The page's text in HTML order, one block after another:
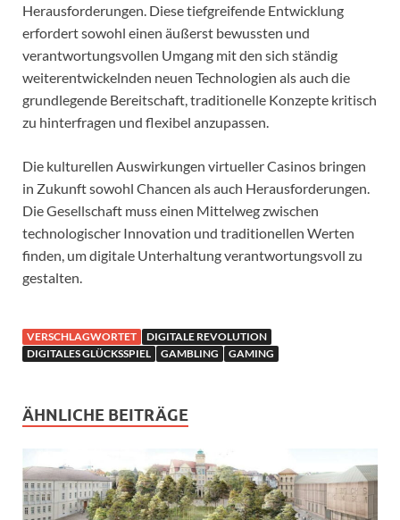
Herausforderungen. Diese tiefgreifende Entwicklung
erfordert sowohl einen äußerst bewussten und
verantwortungsvollen Umgang mit den sich ständig
weiterentwickelnden neuen Technologien als auch die
grundlegende Bereitschaft, traditionelle Konzepte kritisch
zu hinterfragen und flexibel anzupassen.
Die kulturellen Auswirkungen virtueller Casinos bringen
in Zukunft sowohl Chancen als auch Herausforderungen.
Die Gesellschaft muss einen Mittelweg zwischen
technologischer Innovation und traditionellen Werten
finden, um digitale Unterhaltung verantwortungsvoll zu
gestalten.
VERSCHLAGWORTET
DIGITALE REVOLUTION
DIGITALES GLÜCKSSPIEL
GAMBLING GAMING
ÄHNLICHE BEITRÄGE